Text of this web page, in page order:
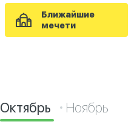
Ближайшие
мечети
Октябрь Ноябрь